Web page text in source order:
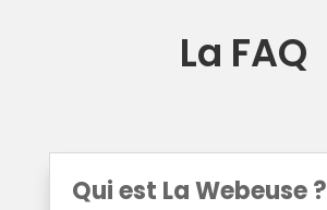
La FAQ
Qui est La Webeuse ?